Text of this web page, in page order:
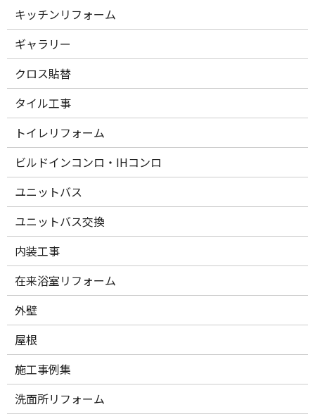
キッチンリフォーム
ギャラリー
クロス貼替
タイル工事
トイレリフォーム
ビルドインコンロ・IHコンロ
ユニットバス
ユニットバス交換
内装工事
在来浴室リフォーム
外壁
屋根
施工事例集
洗面所リフォーム